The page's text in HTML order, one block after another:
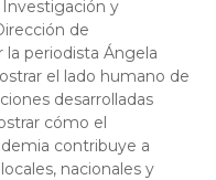
y
de
periodista Ángela
el lado humano de
desarrolladas
cómo el
contribuye a
nacionales y